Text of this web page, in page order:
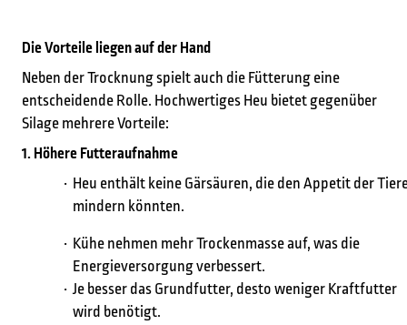
Die Vorteile liegen auf der Hand
Neben der Trocknung spielt auch die Fütterung eine
entscheidende Rolle. Hochwertiges Heu bietet gegenüber
Silage mehrere Vorteile:
1. Höhere Futteraufnahme
Heu enthält keine Gärsäuren, die den Appetit der
mindern könnten.
Kühe nehmen mehr Trockenmasse auf, was die
Energieversorgung verbessert.
Je besser das Grundfutter, desto weniger Kraftfutter
wird benötigt.